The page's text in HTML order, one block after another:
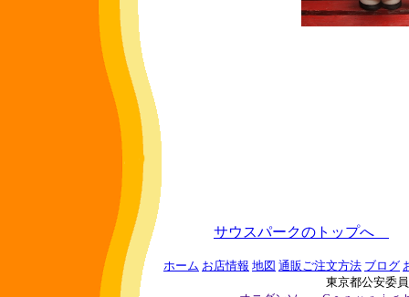
サウスパークのトップへ
ホーム お店情報 地図 通販ご注文方法 ブログ
東京都公安委